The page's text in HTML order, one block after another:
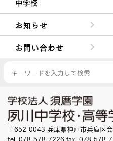
中学校長からの挨拶
中学校の教育方針／特色
Aコース／Bコース
年間行事
先輩たちの声・生徒たち
お知らせ
お問い合わせ
〒652-0043 兵庫県神戸市兵庫区
tel. 078-578-7226 fax. 078-578-